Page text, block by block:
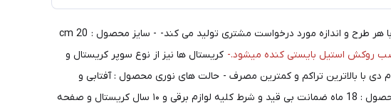
روکش استیل بایستی کنده میشود.- کریستال ها نیز از نوع سوپر کریستال و
اس ام دی با بالاترین تراکم و کمترین مصرف - حالت های نوری محصول : آفتابی و
مهتابی و ترکیبی ( یخی ) - میزان روشنایی محصول : این محصول برای محیطی با متراژ 9 متر مربع استفاده میگردد. - ضمانت محصول : 18 ماه ضمانت بی قید و شرط کلیه لوازم برقی و ۱۰ سال کریستال و صفحه